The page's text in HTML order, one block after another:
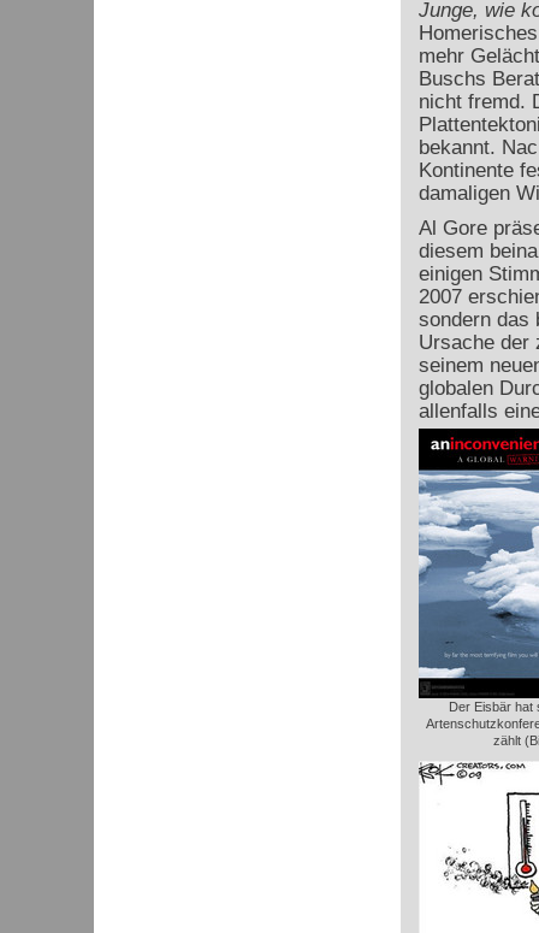
Junge, wie
mehr
Buschs
nicht fremd.
bekannt.
Kontinente
damaligen
Al Gore
diesem
einigen
2007
sondern das
Ursache der
seinem
globalen
allenfalls
Der Eisbär hat
zählt